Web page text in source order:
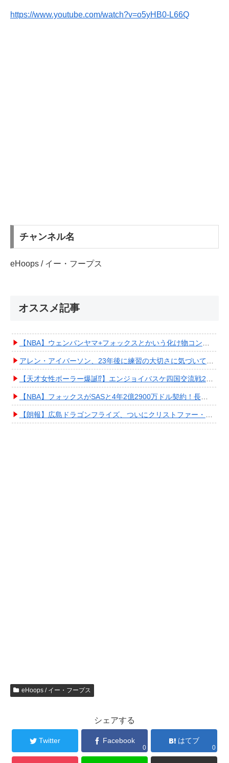
https://www.youtube.com/watch?v=o5yHB0-L66Q
チャンネル名
eHoops / イー・フープス
オススメ記事
【NBA】ウェンバンヤマ+フォックスとかいう化け物コンビが爆誕してしまうwwwwwwwwww
アレン・アイバーソン、23年後に練習の大切さに気づいてしまうwwwwwwwwwwww
【天才女性ボーラー爆誕⁉︎】エンジョイバスケ四国交流戦2025 in 香川③ #エアボーズ #427
【NBA】フォックスがSASと4年2億2900万ドル契約！長期確保しPO進出へ期待高まる
【朗報】広島ドラゴンフライズ、ついにクリストファー・スミス獲得キタ━━━━(ﾟ∀ﾟ)━━━━!!
eHoops / イー・フープス
シェアする
Twitter Facebook
0
はてブ
0